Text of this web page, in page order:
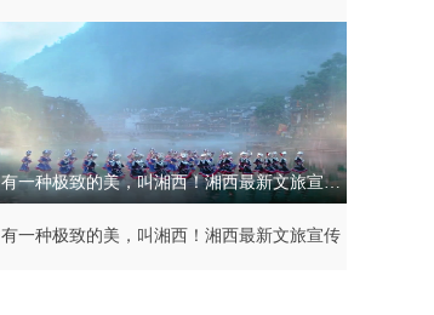
有一种极致的美，叫湘西！湘西最新文旅宣传片
有一种极致的美，叫湘西！湘西最新文旅宣传